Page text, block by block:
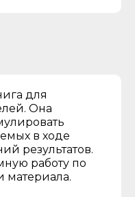
для
Она
в ходе
результатов.
работу по
материала.